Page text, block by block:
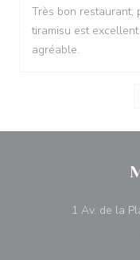
Très bon restaurant,
tiramisu est
agréable.
1 Av. de la